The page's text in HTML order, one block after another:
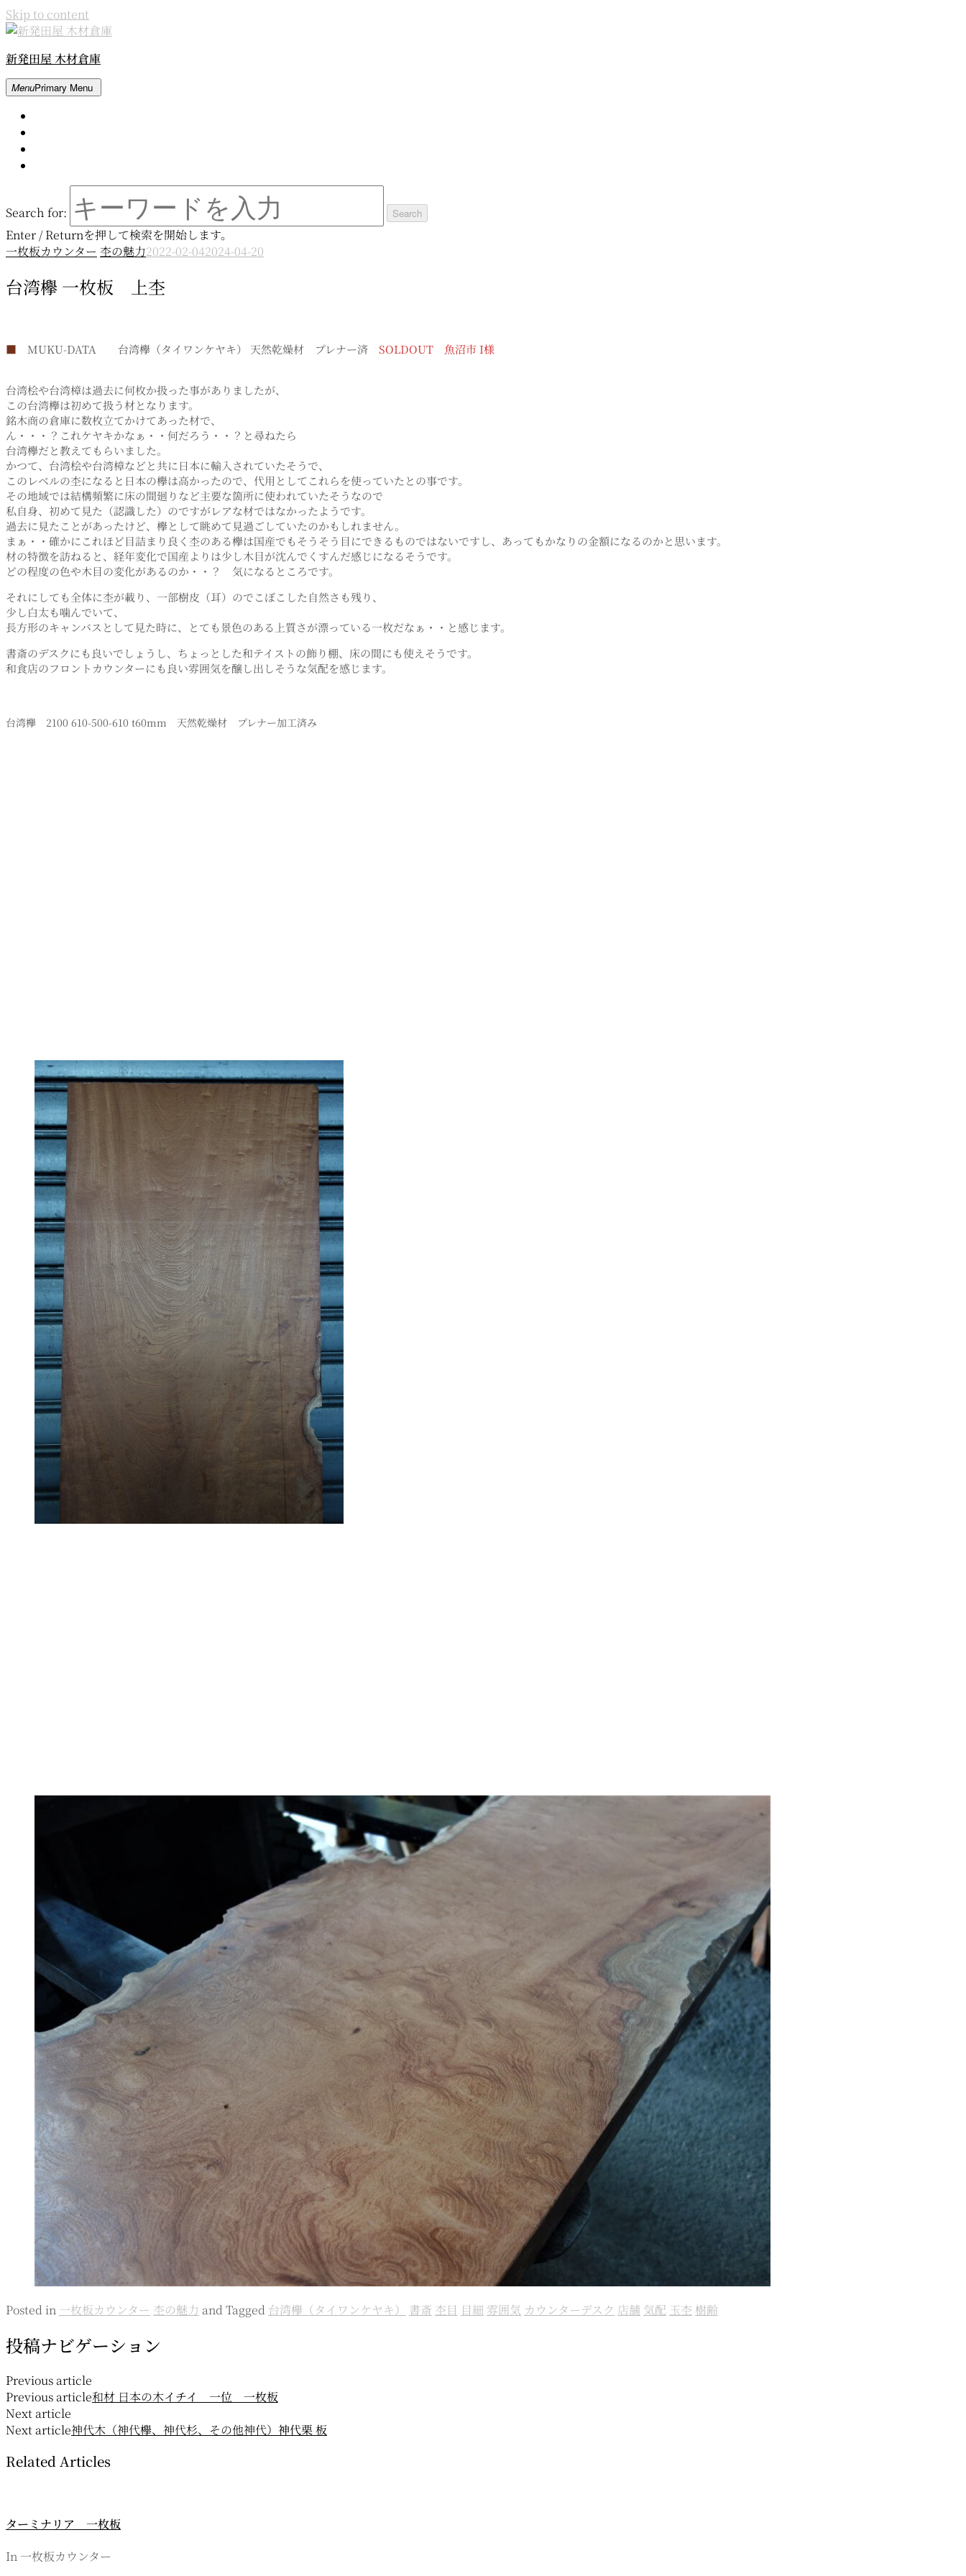
Skip to content
新発田屋 木材倉庫
MenuPrimary Menu
Search for:
Enter / Returnを押して検索を開始します。
一枚板カウンター 杢の魅力2022-02-042024-04-20
台湾欅 一枚板 上杢
■ MUKU-DATA 台湾欅（タイワンケヤキ） 天然乾燥材 プレナー済 SOLDOUT 魚沼市 I様
台湾桧や台湾樟は過去に何枚か扱った事がありましたが、
この台湾欅は初めて扱う材となります。
銘木商の倉庫に数枚立てかけてあった材で、
ん・・・？これケヤキかなぁ・・何だろう・・？と尋ねたら
台湾欅だと教えてもらいました。
かつて、台湾桧や台湾樟などと共に日本に輸入されていたそうで、
このレベルの杢になると日本の欅は高かったので、代用としてこれらを使っていたとの事です。
その地域では結構頻繁に床の間廻りなど主要な箇所に使われていたそうなので
私自身、初めて見た（認識した）のですがレアな材ではなかったようです。
過去に見たことがあったけど、欅として眺めて見過ごしていたのかもしれません。
まぁ・・確かにこれほど目詰まり良く杢のある欅は国産でもそうそう目にできるものではないですし、あってもかなりの金額になるのかと思います。
材の特徴を訪ねると、経年変化で国産よりは少し木目が沈んでくすんだ感じになるそうです。
どの程度の色や木目の変化があるのか・・？ 気になるところです。
それにしても全体に杢が載り、一部樹皮（耳）のでこぼこした自然さも残り、
少し白太も噛んでいて、
長方形のキャンバスとして見た時に、とても景色のある上質さが漂っている一枚だなぁ・・と感じます。
書斎のデスクにも良いでしょうし、ちょっとした和テイストの飾り棚、床の間にも使えそうです。
和食店のフロントカウンターにも良い雰囲気を醸し出しそうな気配を感じます。
台湾欅 2100 610-500-610 t60mm 天然乾燥材 プレナー加工済み
Posted in 一枚板カウンター 杢の魅力 andTagged 台湾欅（タイワンケヤキ） 書斎 杢目 目細 雰囲気 カウンターデスク 店舗 気配 玉杢 樹齢
投稿ナビゲーション
Previous article
Previous article和材 日本の木イチイ 一位 一枚板
Next article
Next article神代木（神代欅、神代杉、その他神代） 神代栗 板
Related Articles
ターミナリア 一枚板
In 一枚板カウンター